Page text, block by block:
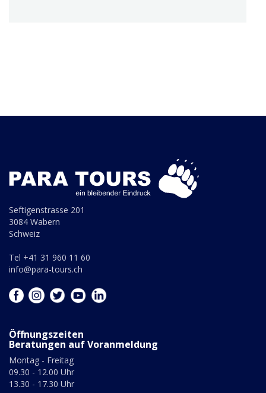
Seftigenstrasse 201
3084 Wabern
Schweiz
Tel +41 31 960 11 60
info@para-tours.ch
Öffnungszeiten
Beratungen auf Voranmeldung
Montag - Freitag
09.30 - 12.00 Uhr
13.30 - 17.30 Uhr